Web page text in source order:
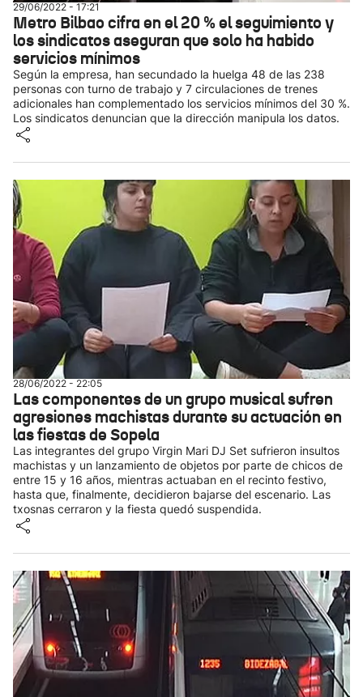
29/06/2022 - 17:21
Metro Bilbao cifra en el 20 % el seguimiento y
los sindicatos aseguran que solo ha habido
servicios mínimos
Según la empresa, han secundado la huelga 48 de las 238
personas con turno de trabajo y 7 circulaciones de trenes
adicionales han complementado los servicios mínimos del 30 %.
Los sindicatos denuncian que la dirección manipula los datos.
28/06/2022 - 22:05
Las componentes de un grupo musical sufren
agresiones machistas durante su actuación en
las fiestas de Sopela
Las integrantes del grupo Virgin Mari DJ Set sufrieron insultos
machistas y un lanzamiento de objetos por parte de chicos de
entre 15 y 16 años, mientras actuaban en el recinto festivo,
hasta que, finalmente, decidieron bajarse del escenario. Las
txosnas cerraron y la fiesta quedó suspendida.